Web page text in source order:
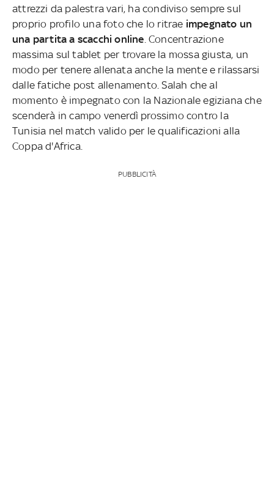
attrezzi da palestra vari, ha condiviso sempre sul
proprio profilo una foto che lo ritrae impegnato un
una partita a scacchi online . Concentrazione
massima sul tablet per trovare la mossa giusta, un
modo per tenere allenata anche la mente e rilassarsi
dalle fatiche post allenamento. Salah che al
momento è impegnato con la Nazionale egiziana che
scenderà in campo venerdì prossimo contro la
Tunisia nel match valido per le qualificazioni alla
Coppa d'Africa.
PUBBLICITÀ